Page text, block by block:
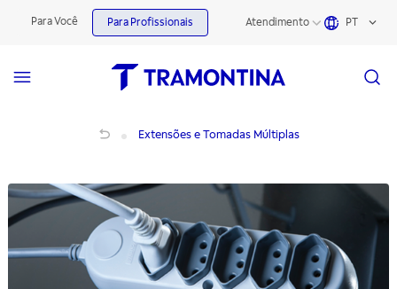
Para Você Para Profissionais Atendimento PT
Extensões e Tomadas Múltiplas
Extensões e Tomadas Múltiplas | Tramontina